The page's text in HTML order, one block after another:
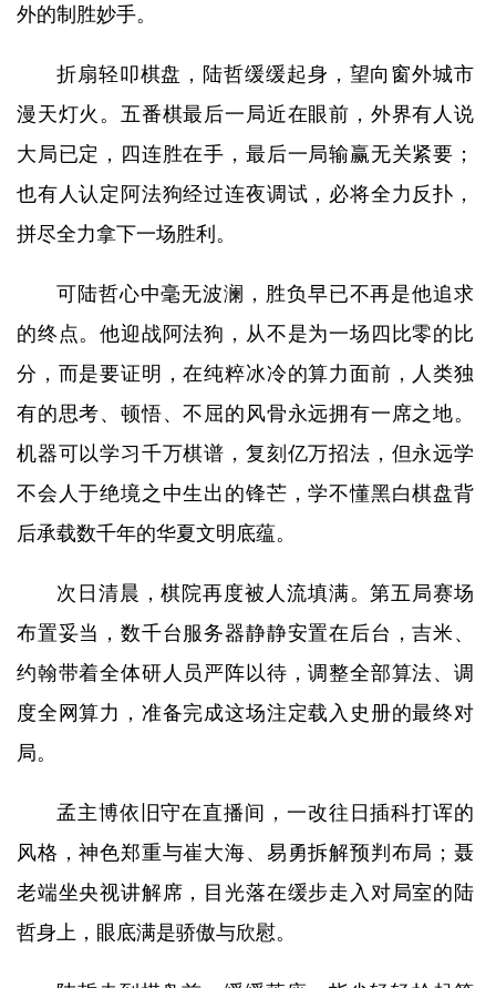
外的制胜妙手。
折扇轻叩棋盘，陆哲缓缓起身，望向窗外城市
漫天灯火。五番棋最后一局近在眼前，外界有人说
大局已定，四连胜在手，最后一局输赢无关紧要；
也有人认定阿法狗经过连夜调试，必将全力反扑，
拼尽全力拿下一场胜利。
可陆哲心中毫无波澜，胜负早已不再是他追求
的终点。他迎战阿法狗，从不是为一场四比零的比
分，而是要证明，在纯粹冰冷的算力面前，人类独
有的思考、顿悟、不屈的风骨永远拥有一席之地。
机器可以学习千万棋谱，复刻亿万招法，但永远学
不会人于绝境之中生出的锋芒，学不懂黑白棋盘背
后承载数千年的华夏文明底蕴。
次日清晨，棋院再度被人流填满。第五局赛场
布置妥当，数千台服务器静静安置在后台，吉米、
约翰带着全体研人员严阵以待，调整全部算法、调
度全网算力，准备完成这场注定载入史册的最终对
局。
孟主博依旧守在直播间，一改往日插科打诨的
风格，神色郑重与崔大海、易勇拆解预判布局；聂
老端坐央视讲解席，目光落在缓步走入对局室的陆
哲身上，眼底满是骄傲与欣慰。